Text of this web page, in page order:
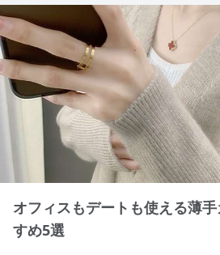
オフィスもデートも使える薄
すめ5選